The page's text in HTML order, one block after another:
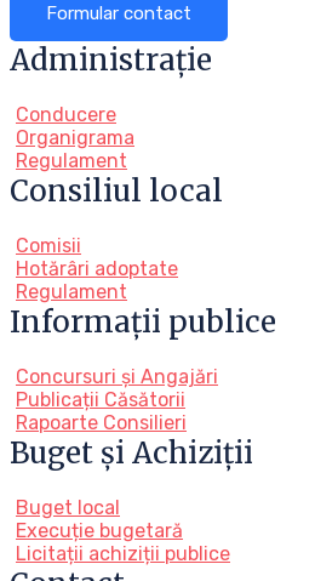
Formular contact
Administrație
Conducere
Organigrama
Regulament
Consiliul local
Comisii
Hotărâri adoptate
Regulament
Informații publice
Concursuri și Angajări
Publicații Căsătorii
Rapoarte Consilieri
Buget și Achiziții
Buget local
Execuție bugetară
Licitații achiziții publice